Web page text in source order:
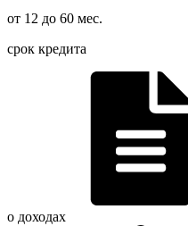
от 12 до 60 мес.
срок кредита
о доходах